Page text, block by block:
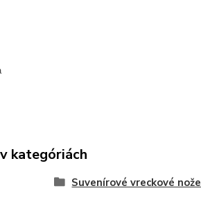
kategóriách
Suvenírové vreckové nože